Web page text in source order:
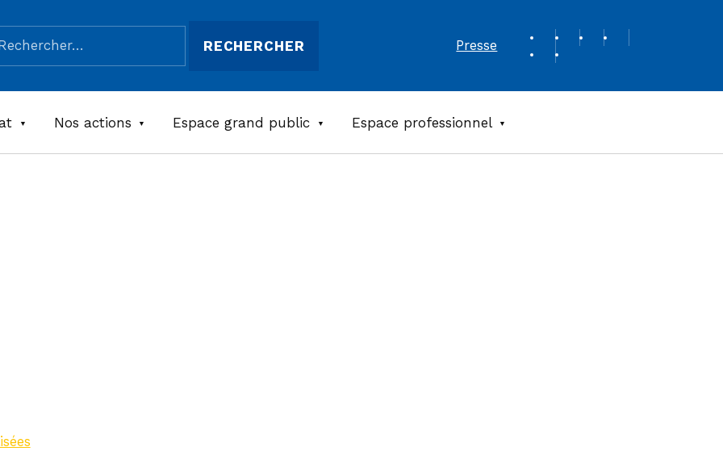
:
Presse
REVUE DE PRESSE
Nos actions Espace grand public Espace professionnel